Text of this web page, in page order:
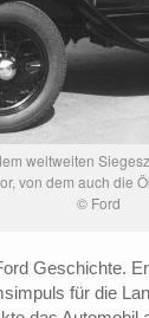
weltweiten
von dem auch die
© Ford
Geschichte.
für die